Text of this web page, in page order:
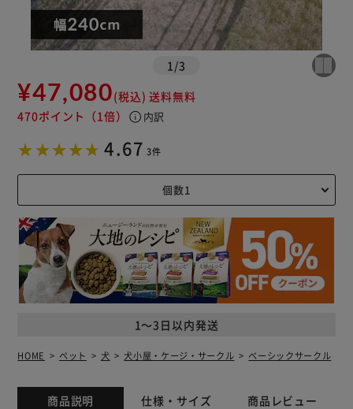
1 /3
¥47,080(税込) 送料無料
470ポイント （1倍） info 内訳
4.67 3件
1～3日以内発送
HOME ペット 犬 犬小屋・ケージ・サークル ベーシックサークル
商品説明 仕様・サイズ 商品レビュー